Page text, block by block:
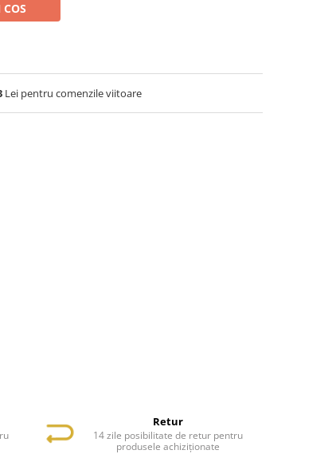
Lei pentru comenzile viitoare
Retur
14 zile posibilitate de retur pentru
produsele achiziționate